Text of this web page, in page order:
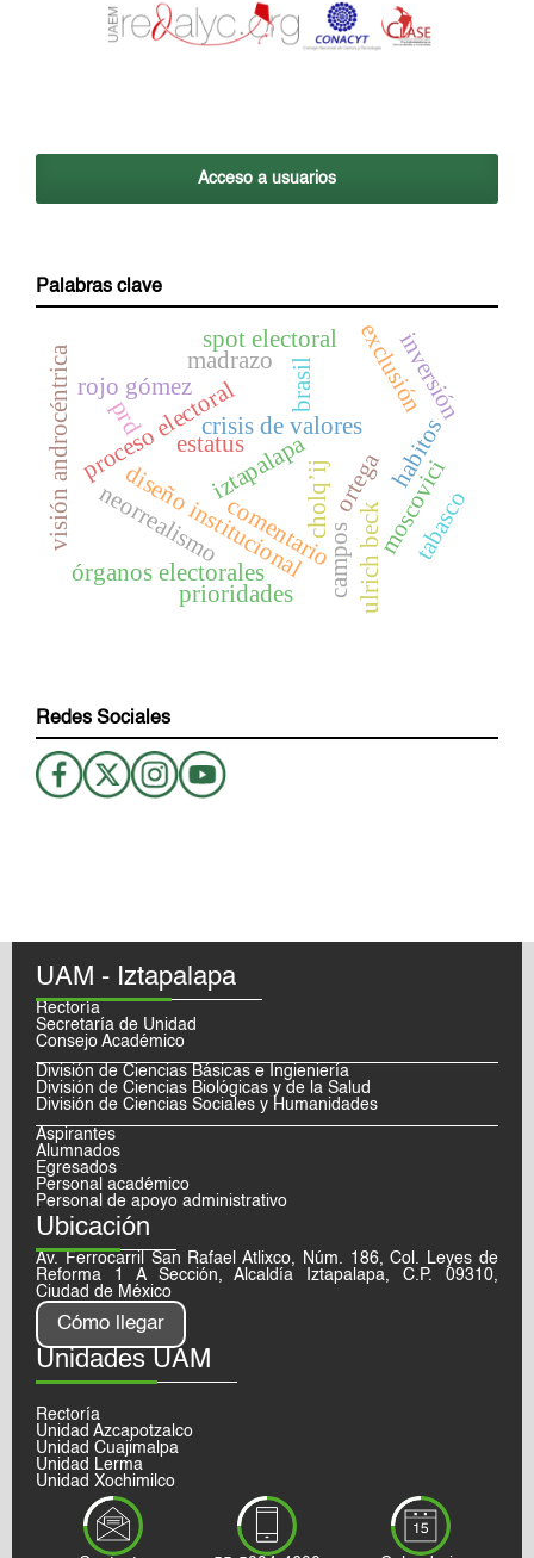
Acceso a usuarios
Palabras clave
cholq’ij
comentario
crisis de valores
exclusión
iztapalapa
estatus
proceso electoral habitos
campos
moscovici
diseño institucional
órganos electorales
brasil
visión androcéntrica neorrealismo
spot electoral
madrazo
rojo gómez
ortega
tabasco
ulrich beck
prd
prioridades
inversión
Redes Sociales
UAM - Iztapalapa
Rectoría
Secretaría de Unidad
Consejo Académico
División de Ciencias Básicas e Ingieniería
División de Ciencias Biológicas y de la Salud
División de Ciencias Sociales y Humanidades
Aspirantes
Alumnados
Egresados
Personal académico
Personal de apoyo administrativo
Ubicación
Av. Ferrocarril San Rafael Atlixco, Núm. 186, Col. Leyes de
Reforma 1 A Sección, Alcaldía Iztapalapa, C.P. 09310,
Ciudad de México
Cómo llegar
Unidades UAM
Rectoría
Unidad Azcapotzalco
Unidad Cuajimalpa
Unidad Lerma
Unidad Xochimilco